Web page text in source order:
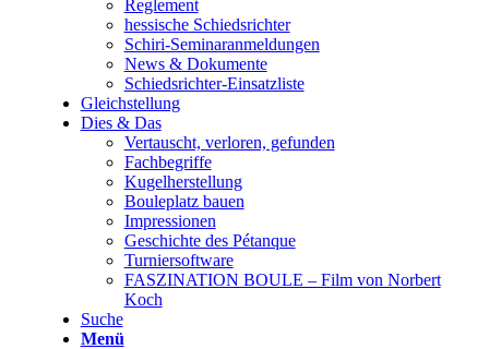
Reglement
hessische Schiedsrichter
Schiri-Seminaranmeldungen
News & Dokumente
Schiedsrichter-Einsatzliste
Gleichstellung
Dies & Das
Vertauscht, verloren, gefunden
Fachbegriffe
Kugelherstellung
Bouleplatz bauen
Impressionen
Geschichte des Pétanque
Turniersoftware
FASZINATION BOULE – Film von Norbert
Koch
Suche
Menü